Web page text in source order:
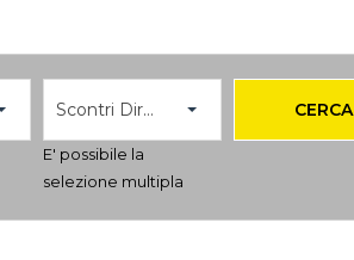
Scontri Diretti
E' possibile la
selezione multipla
CERCA